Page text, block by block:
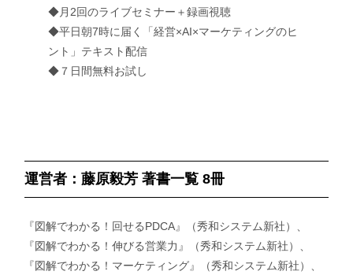
◆月2回のライブセミナー＋録画視聴
◆平日朝7時に届く「経営×AI×マーケティングのヒ
ント」テキスト配信
◆７日間無料お試し
運営者：藤原毅芳 著書一覧 8冊
『図解でわかる！回せるPDCA』（秀和システム新社）、
『図解でわかる！伸びる営業力』（秀和システム新社）、
『図解でわかる！マーケティング』（秀和システム新社）、